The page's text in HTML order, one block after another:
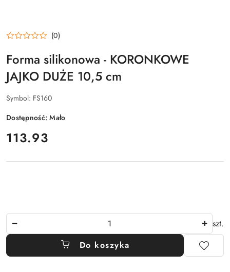
(0)
Forma silikonowa - KORONKOWE
JAJKO DUŻE 10,5 cm
Symbol: FS160
Dostępność:Mało
cena:
113.93
szt.
Do koszyka